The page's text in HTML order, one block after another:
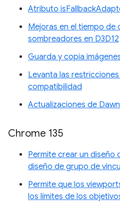
Atributo
Mejoras en el tiempo de
sombreadores en D3D12
Guarda y copia
Levanta las
compatibilidad
Actualizaciones de Dawn
Chrome 135
Permite crear un diseño
diseño de grupo de
Permite que los
los límites de los